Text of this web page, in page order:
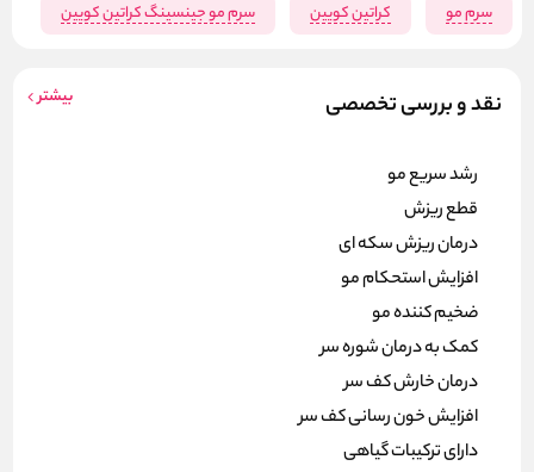
نقد و بررسی تخصصی بیشتر
رشد سریع مو
قطع ریزش
درمان ریزش سکه ای
افزایش استحکام مو
ضخیم کننده مو
کمک به درمان شوره سر
درمان خارش کف سر
افزایش خون رسانی کف سر
دارای ترکیبات گیاهی
سرم مو کراتین کویین سرم مو جینسینگ کراتین کویین